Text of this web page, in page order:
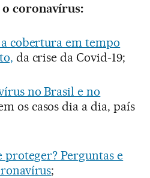
coronavírus:
cobertura em tempo
da crise da Covid-19;
no Brasil e no
os casos dia a dia, país
proteger? Perguntas e
;